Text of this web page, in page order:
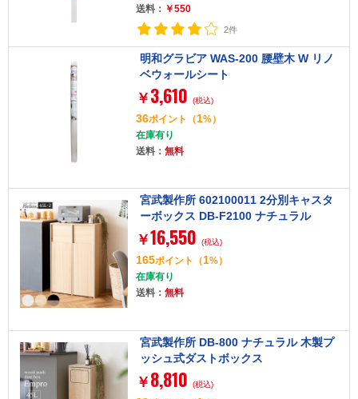
送料： ￥550
2件
明和グラビア WAS-200 腰壁木 W リノ
ベウォールシート
￥ 3,610 (税込)
36ポイント （1%）
在庫有り
送料： 無料
宮武製作所 602100011 2分別キャスタ
ーボックス DB-F2100 ナチュラル
￥16,550 (税込)
165ポイント （1%）
在庫有り
送料： 無料
宮武製作所 DB-800 ナチュラル 木製プ
ッシュ式ダストボックス
￥ 8,810 (税込)